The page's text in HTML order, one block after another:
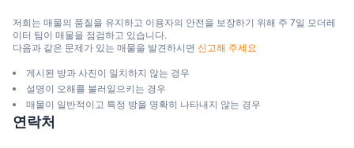
저희는 매물의 품질을 유지하고 이용자의 안전을 보장하기 위해 주 7일 모더레
이터 팀이 매물을 점검하고 있습니다.
다음과 같은 문제가 있는 매물을 발견하시면 신고해 주세요
게시된 방과 사진이 일치하지 않는 경우
설명이 오해를 불러일으키는 경우
매물이 일반적이고 특정 방을 명확히 나타내지 않는 경우
연락처